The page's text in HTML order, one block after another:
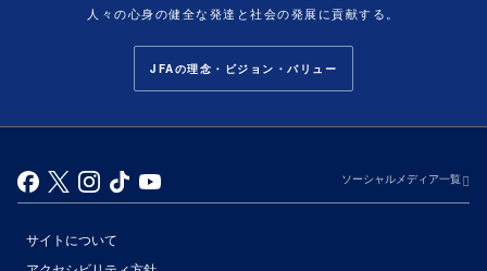
人々の心身の健全な発達と社会の発展に貢献する。
JFAの理念・ビジョン・バリュー
ソーシャルメディア一覧
サイトについて